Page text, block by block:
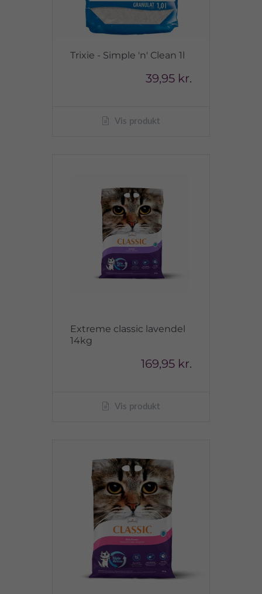
Trixie - Simple 'n' Clean 1l
39,95 kr.
Vis produkt
Extreme classic lavendel
14kg
169,95 kr.
Vis produkt